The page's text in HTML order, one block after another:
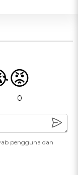
😡
0
pengguna dan